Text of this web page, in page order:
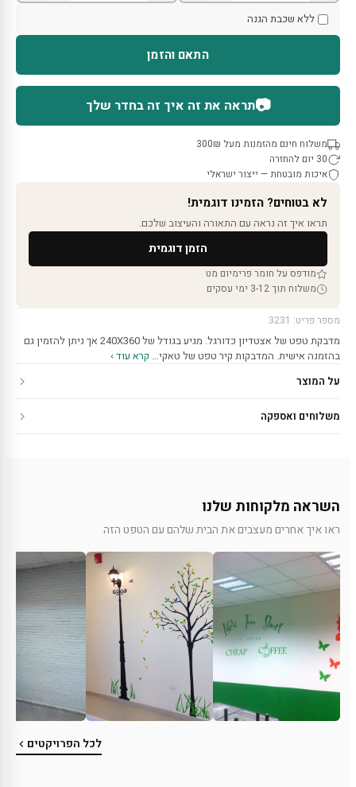
ללא שכבת הגנה
התאם והזמן
📷תראה את זה איך זה בחדר שלך
משלוח חינם מהזמנות מעל 300₪
30 יום להחזרה
איכות מובטחת — ייצור ישראלי
לא בטוחים? הזמינו דוגמית!
תראו איך זה נראה עם התאורה והעיצוב שלכם.
הזמן דוגמית
מודפס על חומר פרימיום מט
משלוח תוך 3-12 ימי עסקים
מספר פריט: 3231
מדבקת טפט של אצטדיון כדורגל. מגיע בגודל של 240X360 אך ניתן להזמין גם
בהזמנה אישית. המדבקות קיר טפט של טאקי… קרא עוד ›
על המוצר
משלוחים ואספקה
השראה מלקוחות שלנו
ראו איך אחרים מעצבים את הבית שלהם עם הטפט הזה
לכל הפרויקטים